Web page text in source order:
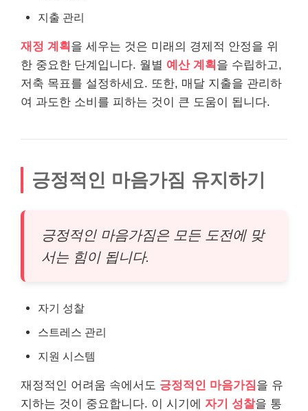
지출 관리
재정 계획 을 세우는 것은 미래의 경제적 안정을 위
한 중요한 단계입니다. 월별 예산 계획 을 수립하고,
저축 목표를 설정하세요. 또한, 매달 지출을 관리하
여 과도한 소비를 피하는 것이 큰 도움이 됩니다.
긍정적인 마음가짐 유지하기
긍정적인 마음가짐은 모든 도전에 맞
서는 힘이 됩니다.
자기 성찰
스트레스 관리
지원 시스템
재정적인 어려움 속에서도 긍정적인 마음가짐을 유
지하는 것이 중요합니다. 이 시기에 자기 성찰을 통